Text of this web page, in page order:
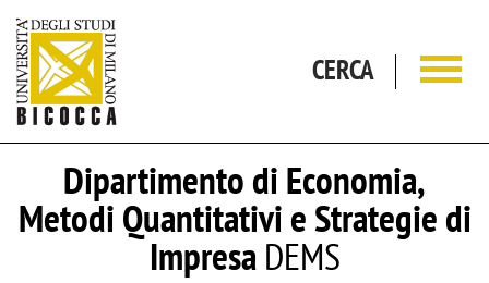
CERCA
Dipartimento di Economia,
Metodi Quantitativi e Strategie di
ImpresaDEMS